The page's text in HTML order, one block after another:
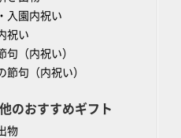
入園内祝い
祝い
句（内祝い）
節句（内祝い）
のおすすめギフト
物